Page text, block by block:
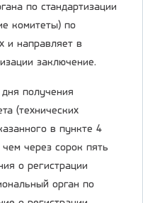
по стандартизации
комитеты) по
и направляет в
заключение.
получения
(технических
в пункте 4
через сорок пять
о регистрации
орган по